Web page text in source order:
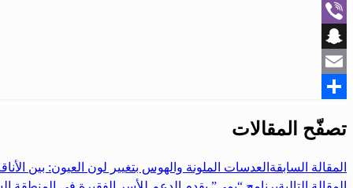
WhatsApp
Viber
Snapchat
Email
تصفّح المقالات
المقالة السابقة العدسات الملونة والهوس بتغيير لون العيون: بين